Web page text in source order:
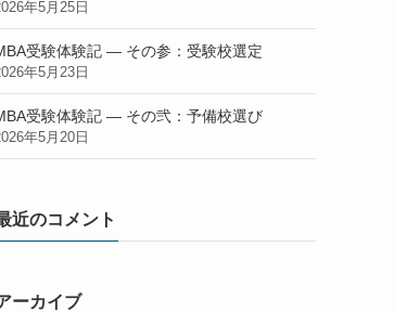
年5月25日
受験体験記 — その参：受験校選定
年5月23日
受験体験記 — その弐：予備校選び
年5月20日
近のコメント
ーカイブ